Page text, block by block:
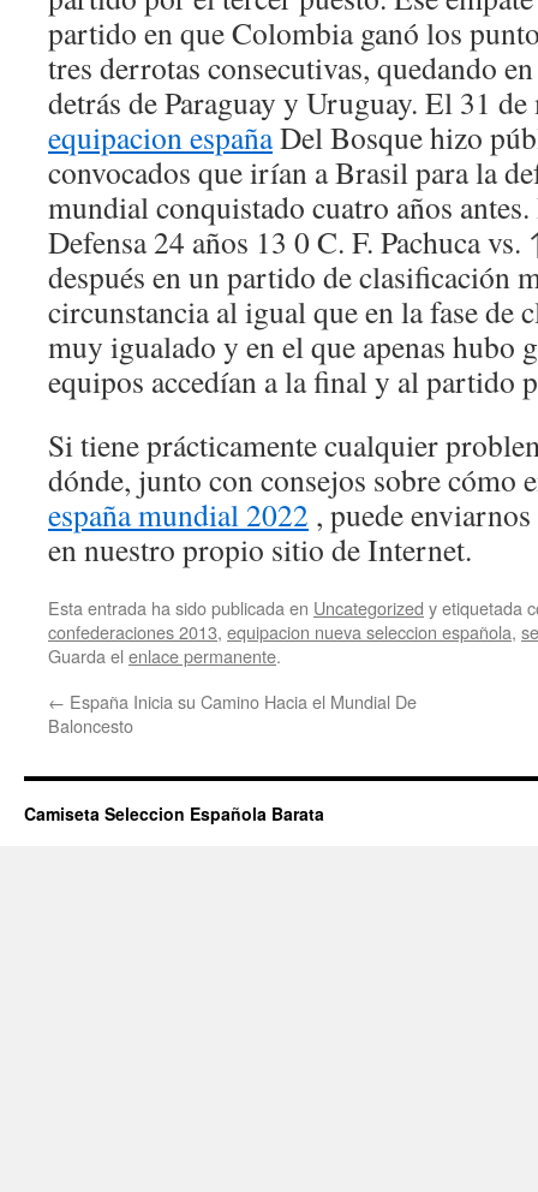
partido en que Colombia ganó los
tres derrotas consecutivas, quedando
detrás de Paraguay y Uruguay. El 31
equipacion españaDel Bosque hizo
convocados que irían a Brasil para la
mundial conquistado cuatro años
Defensa 24 años 13 0 C. F. Pachuca vs.
después en un partido de clasificación
circunstancia al igual que en la fase de
muy igualado y en el que apenas hubo
equipos accedían a la final y al partido
Si tiene prácticamente cualquier
dónde, junto con consejos sobre cómo
españa mundial 2022 , puede
en nuestro propio sitio de Internet.
Esta entrada ha sido publicada en Uncategorized y etiquetada
confederaciones 2013, equipacion nueva seleccion española,
Guarda el enlace permanente.
← España Inicia su Camino Hacia el Mundial De
Baloncesto
Camiseta Seleccion Española Barata